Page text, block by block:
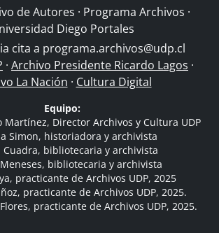
de Autores · Programa Archivos ·
Diego Portales
cita a programa.archivos@udp.cl
· Archivo Presidente Ricardo Lagos ·
La Nación · Cultura Digital
Equipo:
Director Archivos y Cultura UDP
Simon, historiadora y archivista
Cuadra, bibliotecaria y archivista
bibliotecaria y archivista
practicante de Archivos UDP, 2025
practicante de Archivos UDP, 2025.
practicante de Archivos UDP, 2025.